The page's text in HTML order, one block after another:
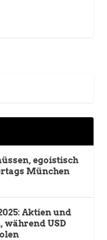
egoistisch
München
Aktien und
während USD